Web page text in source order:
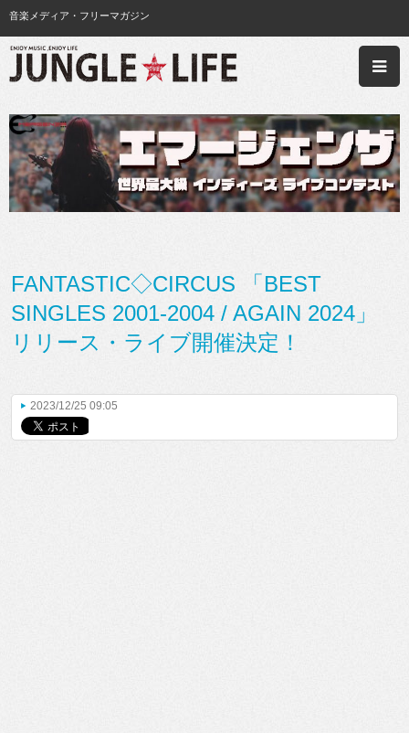
音楽メディア・フリーマガジン
FANTASTIC◇CIRCUS 「BEST
SINGLES 2001-2004 / AGAIN 2024」
リリース・ライブ開催決定！
2023/12/25 09:05